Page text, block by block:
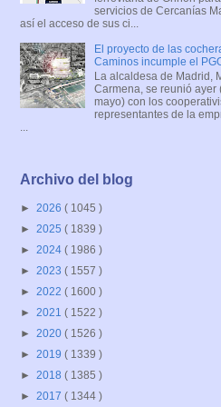
servicios de Cercanías
así el acceso de sus ci...
El proyecto de las
Caminos incumple el
La alcaldesa de Madrid,
Carmena, se reunió ayer
mayo) con los
representantes de la
...
Archivo del blog
► 2026 ( 1045 )
► 2025 ( 1839 )
► 2024 ( 1986 )
► 2023 ( 1557 )
► 2022 ( 1600 )
► 2021 ( 1522 )
► 2020 ( 1526 )
► 2019 ( 1339 )
► 2018 ( 1385 )
► 2017 ( 1344 )